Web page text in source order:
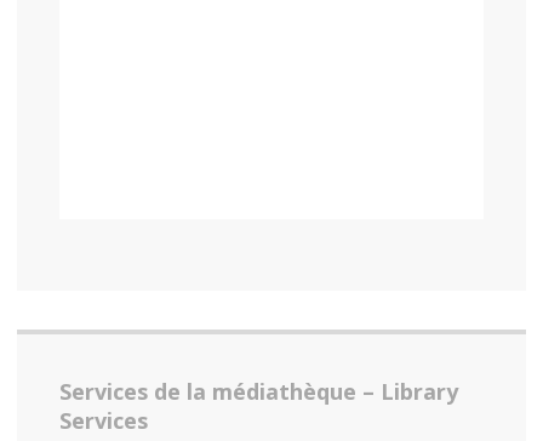
Services de la médiathèque – Library
Services